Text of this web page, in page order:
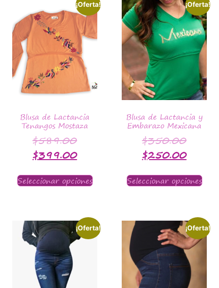
¡Oferta!
Blusa de Lactancia
Tenangos Mostaza
$589.00
$399.00
Seleccionar opciones
¡Oferta!
Blusa de Lactancia y
Embarazo Mexicana
$350.00
$250.00
Seleccionar opciones
¡Oferta! ¡Oferta!